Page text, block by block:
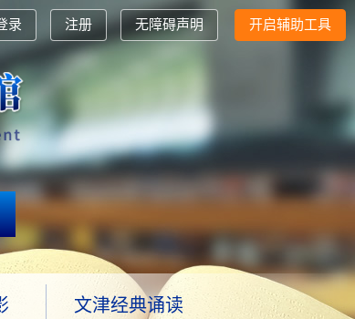
开启辅助工具
无障碍声明
注册
录
文津经典诵读